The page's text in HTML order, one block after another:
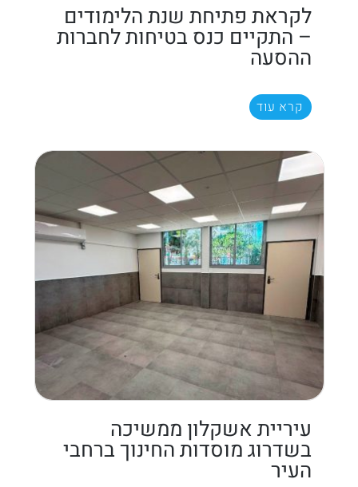
לקראת פתיחת שנת הלימודים
– התקיים כנס בטיחות לחברות
ההסעה
קרא עוד
עיריית אשקלון ממשיכה
בשדרוג מוסדות החינוך ברחבי
העיר